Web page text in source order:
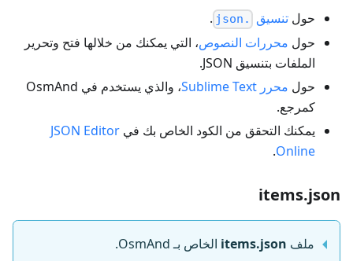
حول تنسيق .json
.
حول محررات النصوص، التي يمكنك من خلالها فتح وتحرير
الملفات بتنسيق JSON.
حول محرر Sublime Text
، والذي يستخدم في OsmAnd
كمرجع.
يمكنك التحقق من الكود الخاص بك في JSON Editor
Online
.
items.json
ملف items.json الخاص بـ OsmAnd.